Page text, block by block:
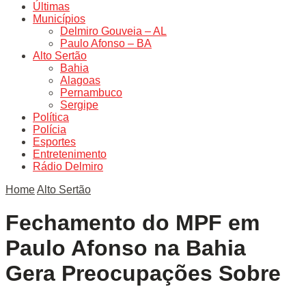
Últimas
Municípios
Delmiro Gouveia – AL
Paulo Afonso – BA
Alto Sertão
Bahia
Alagoas
Pernambuco
Sergipe
Política
Polícia
Esportes
Entretenimento
Rádio Delmiro
HomeAlto Sertão
Fechamento do MPF em
Paulo Afonso na Bahia
Gera Preocupações Sobre